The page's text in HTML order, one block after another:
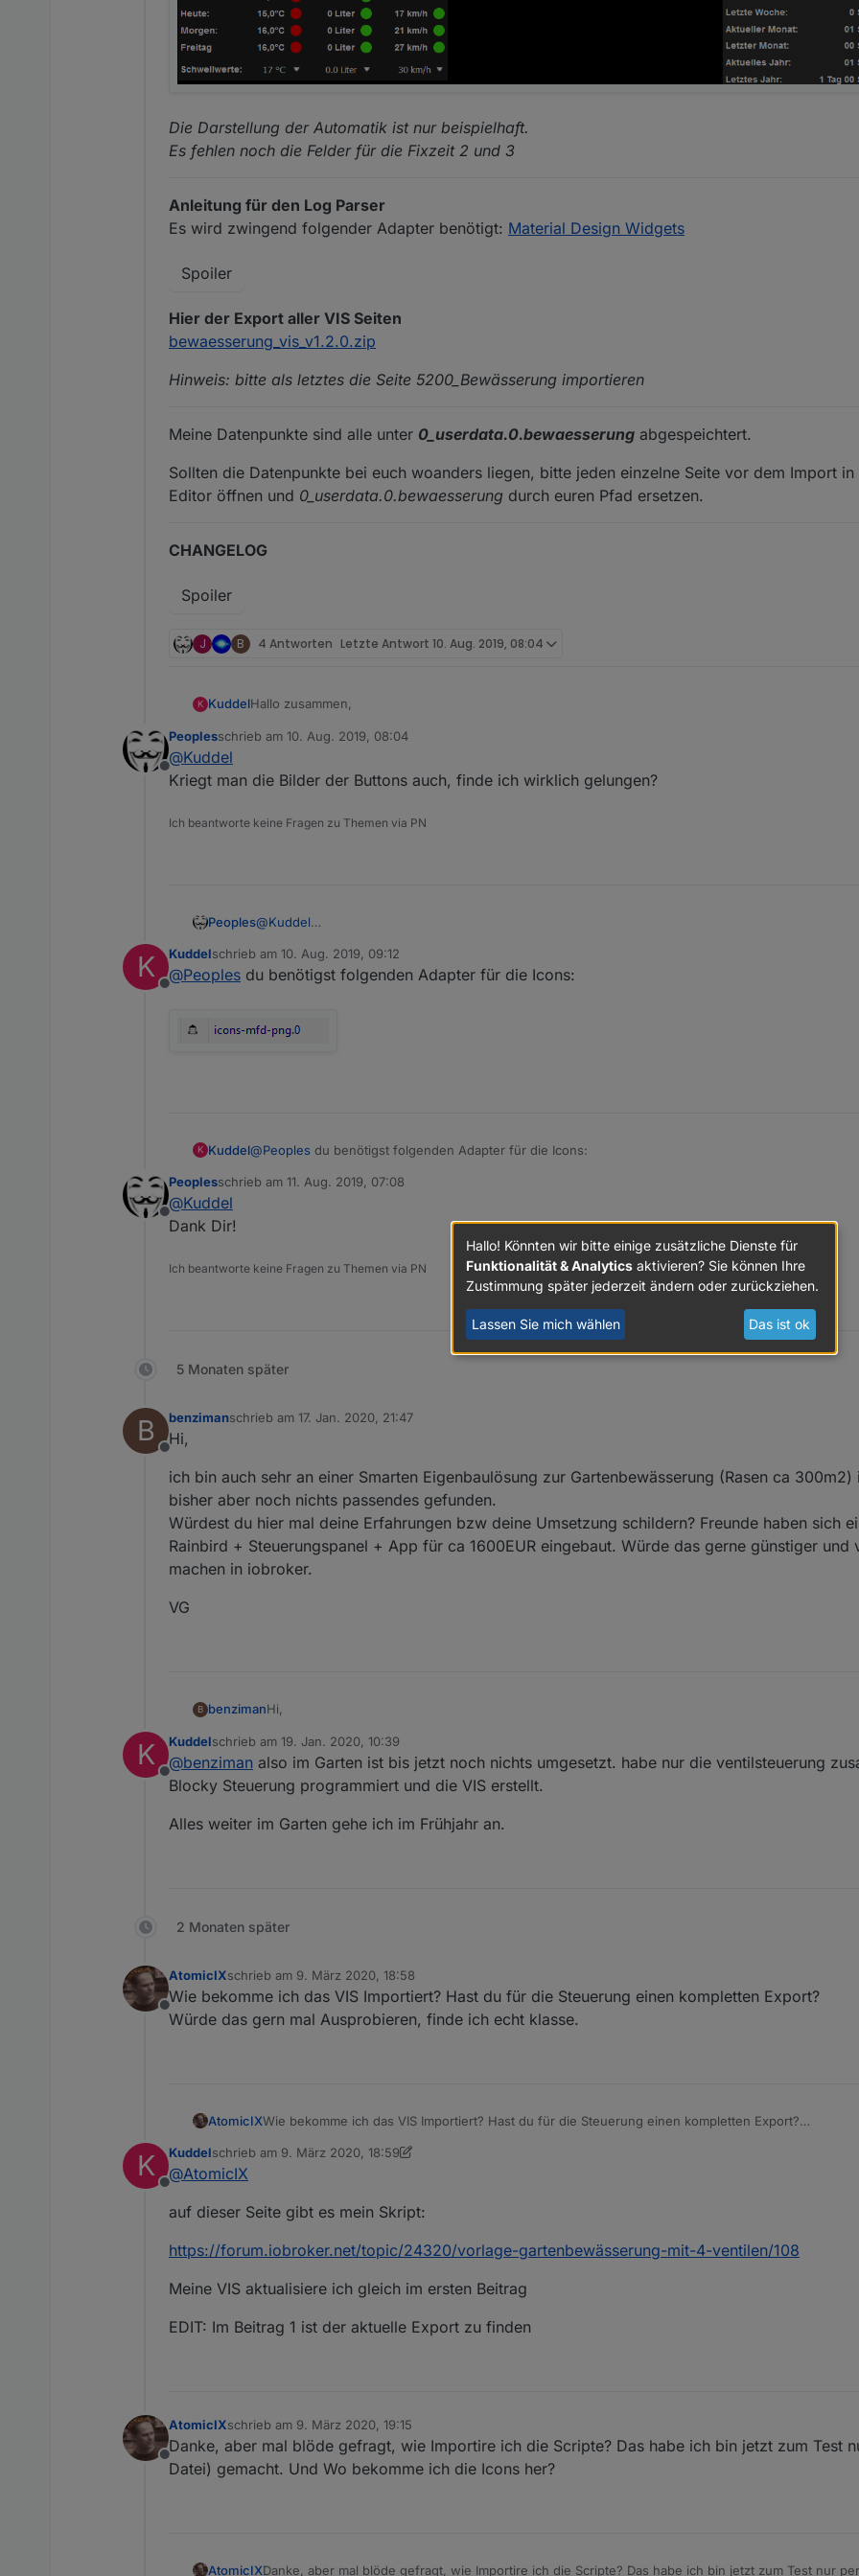
Die Darstellung der Automatik ist nur beispielhaft.
Es fehlen noch die Felder für die Fixzeit 2 und 3
Anleitung für den Log Parser
Es wird zwingend folgender Adapter benötigt: Material Design Widgets
Spoiler
Hier der Export aller VIS Seiten
bewaesserung_vis_v1.2.0.zip
Hinweis: bitte als letztes die Seite 5200_Bewässerung importieren
Meine Datenpunkte sind alle unter 0_userdata.0.bewaesserung abgespeichtert.
Sollten die Datenpunkte bei euch woanders liegen, bitte jeden einzelne Seite vor dem Import in
Editor öffnen und 0_userdata.0.bewaesserung durch euren Pfad ersetzen.
CHANGELOG
Spoiler
J B 4 Antworten Letzte Antwort 10. Aug. 2019, 08:04
K KuddelHallo zusammen,
ich plane gearde meine Gartenbewässerung (5x 24V Ventile etc.).
Die Steuerung und die Darstellung in VIS ist schon fertig, die Umsetzung im Garten kommt dann
hqwidgets
Die Darstellung der Automatik ist nur beispielhaft.
Es fehlen noch die Felder für die Fixzeit 2 und 3
Es wird zwingend folgender Adapter benötigt:
Hier der Export aller VIS Seiten
bewaesserung_vis_v1.2.0.zip
Hinweis: bitte als letztes die Seite 5200_Bewässerung importieren
CHANGELOG
Spoiler
Offline
Peoplesschrieb am 10. Aug. 2019, 08:04
zuletzt editiert von
@Kuddel
Kriegt man die Bilder der Buttons auch, finde ich wirklich gelungen?
Ich beantworte keine Fragen zu Themen via PN
Peoples@Kuddel
K
Offline
Kuddelschrieb am 10. Aug. 2019, 09:12
zuletzt editiert von
@Peoples du benötigst folgenden Adapter für die Icons:
K Kuddel@Peoples du benötigst folgenden Adapter für die Icons:
Offline
Peoplesschrieb am 11. Aug. 2019, 07:08
zuletzt editiert von
@Kuddel
Dank Dir!
Ich beantworte keine Fragen zu Themen via PN
5 Monaten später
B
Offline
benzimanschrieb am 17. Jan. 2020, 21:47
zuletzt editiert von
Hi,
ich bin auch sehr an einer Smarten Eigenbaulösung zur Gartenbewässerung (Rasen ca
bisher aber noch nichts passendes gefunden.
Würdest du hier mal deine Erfahrungen bzw deine Umsetzung schildern? Freunde haben sich
Rainbird + Steuerungspanel + App für ca 1600EUR eingebaut. Würde das gerne günstiger und
machen in iobroker.
VG
B benzimanHi,
ich bin auch sehr an einer Smarten Eigenbaulösung zur Gartenbewässerung (Rasen ca 300m2)
aber noch nichts passendes gefunden.
Würdest du hier mal deine Erfahrungen bzw deine Umsetzung schildern? Freunde haben sich eine
Rainbird + Steuerungspanel + App für ca 1600EUR eingebaut. Würde das gerne günstiger und vor
iobroker.
VG
K
Offline
Kuddelschrieb am 19. Jan. 2020, 10:39
zuletzt editiert von
@benziman also im Garten ist bis jetzt noch nichts umgesetzt. habe nur die ventilsteuerung
Blocky Steuerung programmiert und die VIS erstellt.
Alles weiter im Garten gehe ich im Frühjahr an.
2 Monaten später
Offline
AtomicIXschrieb am 9. März 2020, 18:58
zuletzt editiert von
Wie bekomme ich das VIS Importiert? Hast du für die Steuerung einen kompletten Export?
Würde das gern mal Ausprobieren, finde ich echt klasse.
AtomicIXWie bekomme ich das VIS Importiert? Hast du für die Steuerung einen kompletten Export?
K
Offline
Kuddelschrieb am 9. März 2020, 18:59
zuletzt editiert von Kuddel 3. Sept. 2020, 20:09
@AtomicIX
auf dieser Seite gibt es mein Skript:
https://forum.iobroker.net/topic/24320/vorlage-gartenbewässerung-mit-4-ventilen/108
Meine VIS aktualisiere ich gleich im ersten Beitrag
EDIT: Im Beitrag 1 ist der aktuelle Export zu finden
Offline
AtomicIXschrieb am 9. März 2020, 19:15
zuletzt editiert von
Danke, aber mal blöde gefragt, wie Importire ich die Scripte? Das habe ich bin jetzt zum Test
Datei) gemacht. Und Wo bekomme ich die Icons her?
AtomicIXDanke, aber mal blöde gefragt, wie Importire ich die Scripte? Das habe ich bin jetzt zum Test nur
Hallo! Könnten wir bitte einige zusätzliche Dienste für
Funktionalität & Analytics aktivieren? Sie können Ihre
Zustimmung später jederzeit ändern oder zurückziehen.
Lassen Sie mich wählen Das ist ok